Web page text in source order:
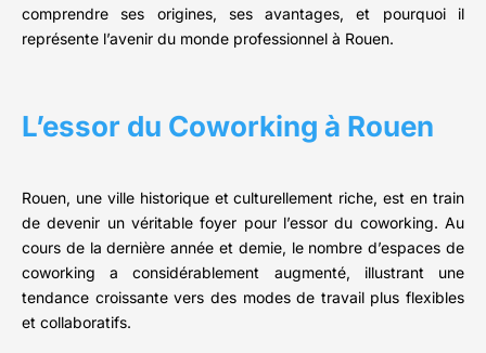
comprendre ses origines, ses avantages, et pourquoi il
représente l’avenir du monde professionnel à Rouen.
L’essor du Coworking à Rouen
Rouen, une ville historique et culturellement riche, est en train
de devenir un véritable foyer pour l’essor du coworking. Au
cours de la dernière année et demie, le nombre d’espaces de
coworking a considérablement augmenté, illustrant une
tendance croissante vers des modes de travail plus flexibles
et collaboratifs.